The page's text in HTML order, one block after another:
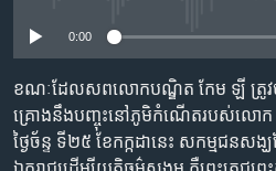
សម្ព័ន្ធ​
រំលង​
និង​
ចូល​
បណ្តាញ​សង្គម
0:00
ខណៈ​ដែល​សព​លោក​បណ្ឌិត កែម ឡី ត្រូវ​
គ្រោង​នឹង​បញ្ចុះ​នៅ​ភូមិ​កំណើត​របស់​លោក
ថ្ងៃ​ច័ន្ទ​ ទី​២៥​ ខែ​កក្កដា​នេះ សកម្មជន​ស